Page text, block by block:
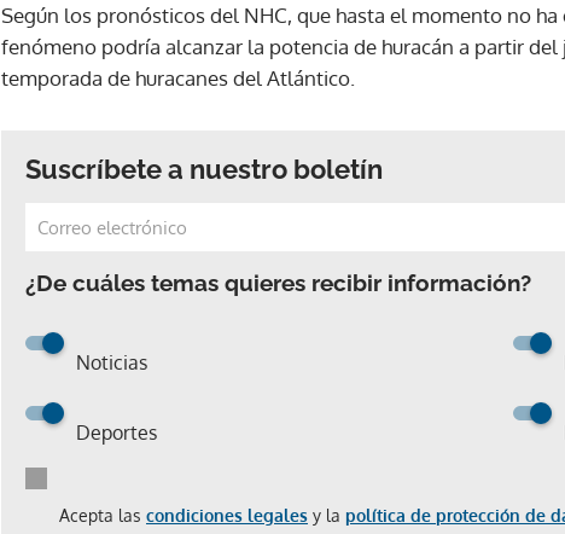
Según los pronósticos del NHC, que hasta el momento no
fenómeno podría alcanzar la potencia de huracán a partir
temporada de huracanes del Atlántico.
Suscríbete a nuestro boletín
¿De cuáles temas quieres recibir información?
Noticias
Deportes
Acepta las condiciones legales y la política de protección de